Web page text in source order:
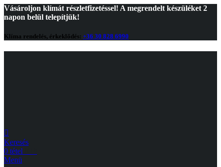
Vásároljon klímát részletfizetéssel! A megrendelt készüléket 2
napon belül telepítjük!
Klíma rendelés, érkeklődés: +36 30 828 6990
Keresés
0 tétel
Menü